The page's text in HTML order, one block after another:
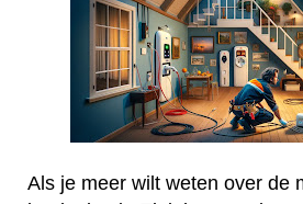
Als je meer wilt weten over de